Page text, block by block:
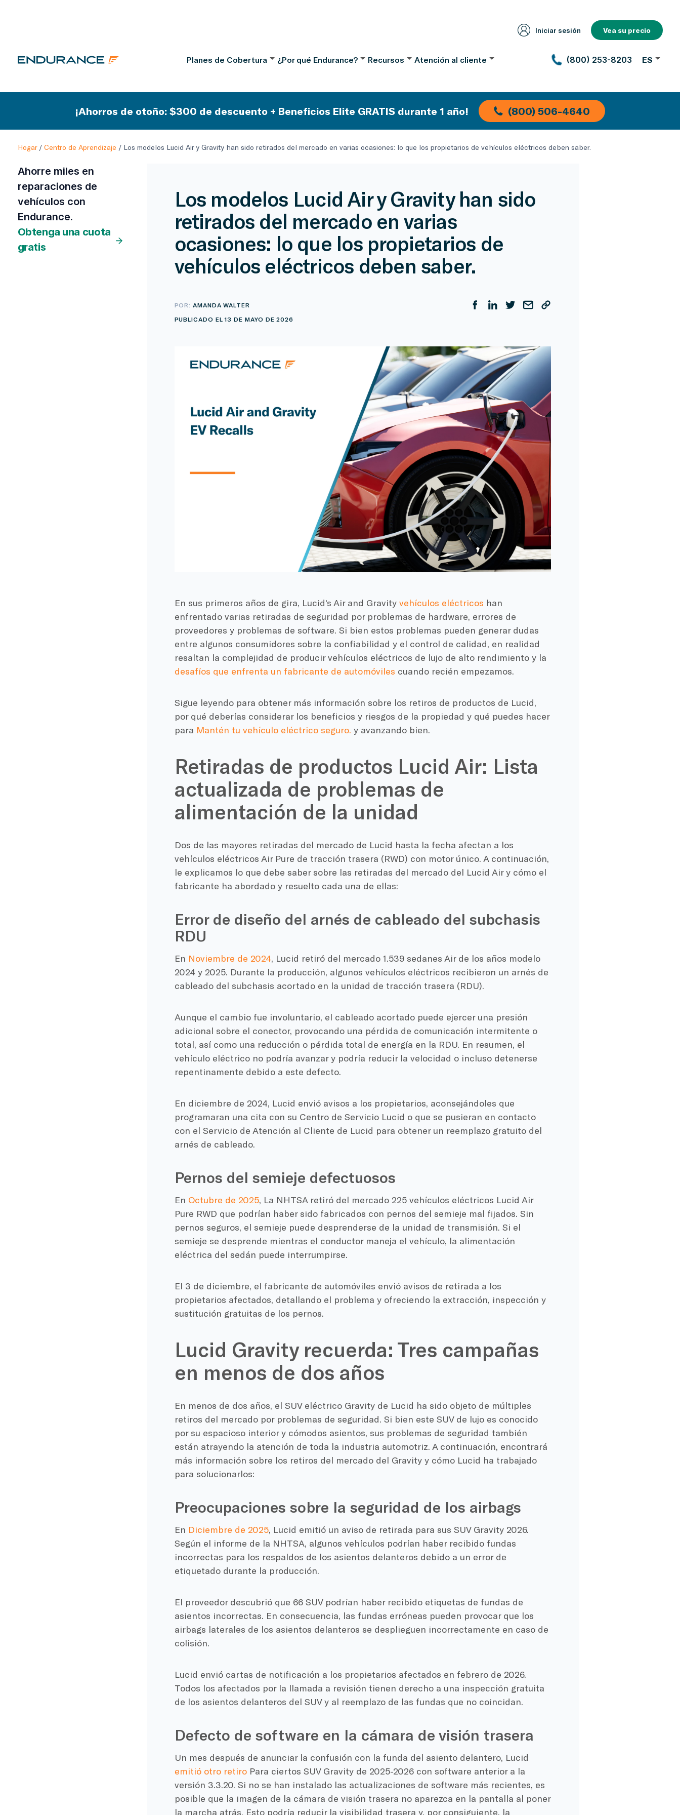
Iniciar sesión Vea su precio
Planes de Cobertura ¿Por qué Endurance? Recursos Atención al cliente (800) 253-8203 ES
¡Ahorros de otoño: $300 de descuento + Beneficios Elite GRATIS durante 1 año! (800) 506-4640
Hogar/ Centro de Aprendizaje / Los modelos Lucid Air y Gravity han sido retirados del mercado en varias ocasiones: lo que los propietarios de vehículos eléctricos deben saber.
Ahorre miles en
reparaciones de
vehículos con
Endurance.
Obtenga una cuota
gratis
Los modelos Lucid Air y Gravity han sido
retirados del mercado en varias
ocasiones: lo que los propietarios de
vehículos eléctricos deben saber.
POR:AMANDA WALTER
PUBLICADO EL 13 DE MAYO DE 2026
En sus primeros años de gira, Lucid's Air and Gravity vehículos eléctricos han
enfrentado varias retiradas de seguridad por problemas de hardware, errores de
proveedores y problemas de software. Si bien estos problemas pueden generar dudas
entre algunos consumidores sobre la confiabilidad y el control de calidad, en realidad
resaltan la complejidad de producir vehículos eléctricos de lujo de alto rendimiento y la
desafíos que enfrenta un fabricante de automóviles cuando recién empezamos.
Sigue leyendo para obtener más información sobre los retiros de productos de Lucid,
por qué deberías considerar los beneficios y riesgos de la propiedad y qué puedes hacer
para Mantén tu vehículo eléctrico seguro. y avanzando bien.
Retiradas de productos Lucid Air: Lista
actualizada de problemas de
alimentación de la unidad
Dos de las mayores retiradas del mercado de Lucid hasta la fecha afectan a los
vehículos eléctricos Air Pure de tracción trasera (RWD) con motor único. A continuación,
le explicamos lo que debe saber sobre las retiradas del mercado del Lucid Air y cómo el
fabricante ha abordado y resuelto cada una de ellas:
Error de diseño del arnés de cableado del subchasis
RDU
En Noviembre de 2024, Lucid retiró del mercado 1.539 sedanes Air de los años modelo
2024 y 2025. Durante la producción, algunos vehículos eléctricos recibieron un arnés de
cableado del subchasis acortado en la unidad de tracción trasera (RDU).
Aunque el cambio fue involuntario, el cableado acortado puede ejercer una presión
adicional sobre el conector, provocando una pérdida de comunicación intermitente o
total, así como una reducción o pérdida total de energía en la RDU. En resumen, el
vehículo eléctrico no podría avanzar y podría reducir la velocidad o incluso detenerse
repentinamente debido a este defecto.
En diciembre de 2024, Lucid envió avisos a los propietarios, aconsejándoles que
programaran una cita con su Centro de Servicio Lucid o que se pusieran en contacto
con el Servicio de Atención al Cliente de Lucid para obtener un reemplazo gratuito del
arnés de cableado.
Pernos del semieje defectuosos
En Octubre de 2025, La NHTSA retiró del mercado 225 vehículos eléctricos Lucid Air
Pure RWD que podrían haber sido fabricados con pernos del semieje mal fijados. Sin
pernos seguros, el semieje puede desprenderse de la unidad de transmisión. Si el
semieje se desprende mientras el conductor maneja el vehículo, la alimentación
eléctrica del sedán puede interrumpirse.
El 3 de diciembre, el fabricante de automóviles envió avisos de retirada a los
propietarios afectados, detallando el problema y ofreciendo la extracción, inspección y
sustitución gratuitas de los pernos.
Lucid Gravity recuerda: Tres campañas
en menos de dos años
En menos de dos años, el SUV eléctrico Gravity de Lucid ha sido objeto de múltiples
retiros del mercado por problemas de seguridad. Si bien este SUV de lujo es conocido
por su espacioso interior y cómodos asientos, sus problemas de seguridad también
están atrayendo la atención de toda la industria automotriz. A continuación, encontrará
más información sobre los retiros del mercado del Gravity y cómo Lucid ha trabajado
para solucionarlos:
Preocupaciones sobre la seguridad de los airbags
En Diciembre de 2025, Lucid emitió un aviso de retirada para sus SUV Gravity 2026.
Según el informe de la NHTSA, algunos vehículos podrían haber recibido fundas
incorrectas para los respaldos de los asientos delanteros debido a un error de
etiquetado durante la producción.
El proveedor descubrió que 66 SUV podrían haber recibido etiquetas de fundas de
asientos incorrectas. En consecuencia, las fundas erróneas pueden provocar que los
airbags laterales de los asientos delanteros se desplieguen incorrectamente en caso de
colisión.
Lucid envió cartas de notificación a los propietarios afectados en febrero de 2026.
Todos los afectados por la llamada a revisión tienen derecho a una inspección gratuita
de los asientos delanteros del SUV y al reemplazo de las fundas que no coincidan.
Defecto de software en la cámara de visión trasera
Un mes después de anunciar la confusión con la funda del asiento delantero, Lucid
emitió otro retiroPara ciertos SUV Gravity de 2025-2026 con software anterior a la
versión 3.3.20. Si no se han instalado las actualizaciones de software más recientes, es
posible que la imagen de la cámara de visión trasera no aparezca en la pantalla al poner
la marcha atrás. Esto podría reducir la visibilidad trasera y, por consiguiente, la